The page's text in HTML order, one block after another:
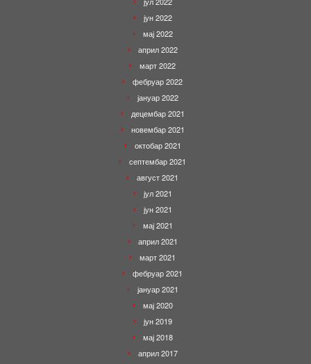
јун 2022
мај 2022
април 2022
март 2022
фебруар 2022
јануар 2022
децембар 2021
новембар 2021
октобар 2021
септембар 2021
август 2021
јул 2021
јун 2021
мај 2021
април 2021
март 2021
фебруар 2021
јануар 2021
мај 2020
јун 2019
мај 2018
април 2017